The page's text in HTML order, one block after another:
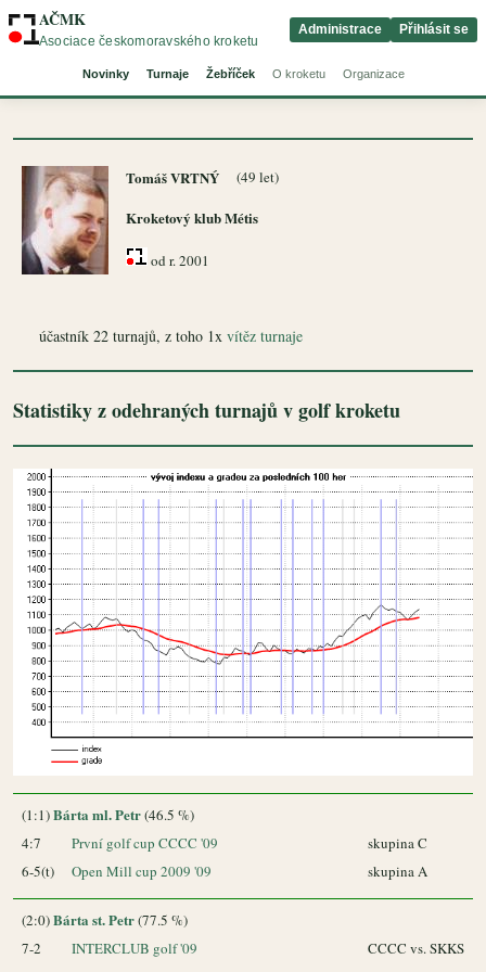
AČMK
Asociace českomoravského kroketu
Novinky Turnaje Žebříček O kroketu Organizace
Administrace Přihlásit se
Tomáš VRTNÝ (49 let)
Kroketový klub Métis
od r. 2001
účastník 22 turnajů, z toho 1x vítěz turnaje
Statistiky z odehraných turnajů v golf kroketu
(1:1)Bárta ml. Petr(46.5 %)
4:7
První golf cup CCCC '09
skupina C
6-5(t)
Open Mill cup 2009 '09 skupina A
(2:0)Bárta st. Petr(77.5 %)
7-2
INTERCLUB golf '09
CCCC vs. SKKS